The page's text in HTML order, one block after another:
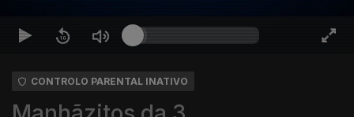
CONTROLO PARENTAL INATIVO